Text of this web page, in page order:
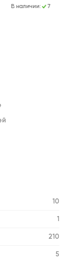
В наличии: 7
10
1
210
5